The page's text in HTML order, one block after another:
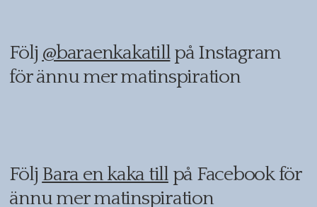
Följ @baraenkakatillpå Instagram
för ännu mer matinspiration
Följ Bara en kaka tillpå Facebook för
ännu mer matinspiration